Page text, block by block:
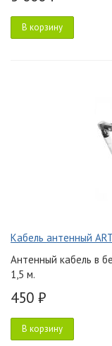
В корзину
Кабель антенный
Антенный кабель в
1,5 м.
450 ₽
В корзину